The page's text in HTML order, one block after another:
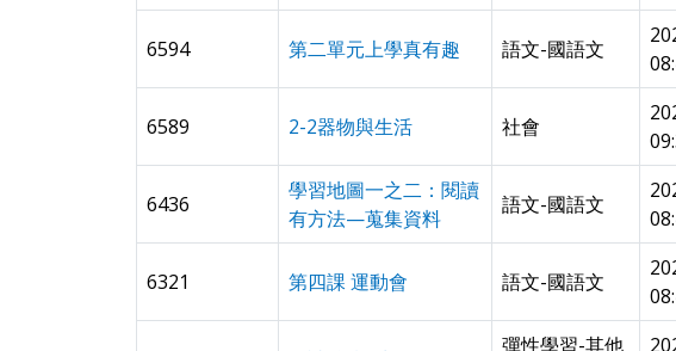
6594 第二單元上學真有趣 語文-國語文
6589 2-2器物與生活 社會
6436
學習地圖一之二：閱讀
有方法—蒐集資料
語文-國語文
6321 第四課 運動會 語文-國語文
彈性學習-其他